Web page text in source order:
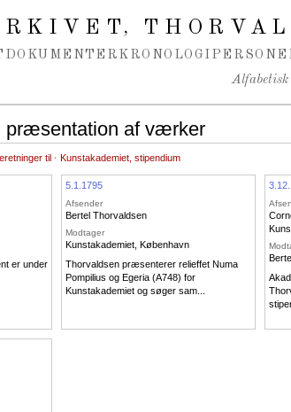
,
DOKUMENTER KRONOLOGI
Alfabetisk
præsentation af værker
til · Kunstakademiet, stipendium
er under
5.1.1795
Afsender
Bertel Thorvaldsen
Modtager
Kunstakademiet, København
Thorvaldsen præsenterer relieffet Numa
Pompilius og Egeria (A748) for
Kunstakademiet og søger sam...